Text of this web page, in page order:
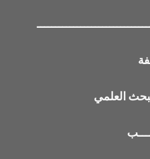
العلمي